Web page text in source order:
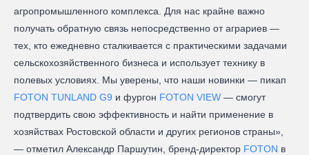
агропромышленного комплекса. Для нас крайне важно
получать обратную связь непосредственно от аграриев —
тех, кто ежедневно сталкивается с практическими задачами
сельскохозяйственного бизнеса и использует технику в
полевых условиях. Мы уверены, что наши новинки — пикап
FOTON TUNLAND G9 и фургон FOTON VIEW — смогут
подтвердить свою эффективность и найти применение в
хозяйствах Ростовской области и других регионов страны»,
— отметил Александр Паршутин, бренд-директор FOTON в